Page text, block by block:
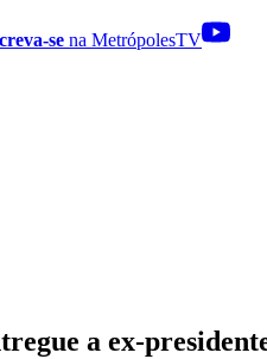
se na MetrópolesTV
a ex-